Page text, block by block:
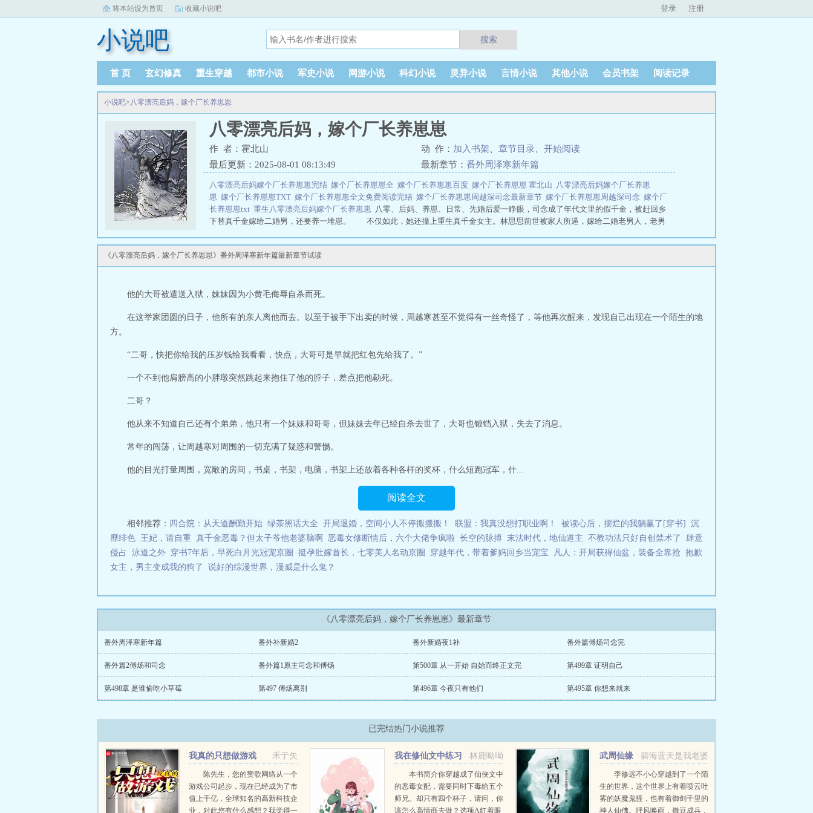
将本站设为首页 收藏小说吧 登录 注册
小说吧 搜索
首 页 玄幻修真 重生穿越 都市小说 军史小说 网游小说 科幻小说 灵异小说 言情小说 其他小说 会员书架 阅读记录
小说吧>八零漂亮后妈，嫁个厂长养崽崽
八零漂亮后妈，嫁个厂长养崽崽
作 者：霍北山 动 作： 加入书架 章节目录
开始阅读
最后更新：2025-08-01 08:13:49
最新章节： 番外周泽寒新年篇
八零漂亮后妈嫁个厂长养崽崽完结 嫁个厂长养崽崽全 嫁个厂长养崽崽百度 嫁个厂长养崽崽 霍北山 八零漂亮后妈嫁个厂长养崽
崽 嫁个厂长养崽崽TXT 嫁个厂长养崽崽全文免费阅读完结 嫁个厂长养崽崽周越深司念最新章节 嫁个厂长养崽崽周越深司念 嫁个厂
长养崽崽txt 重生八零漂亮后妈嫁个厂长养崽崽 八零、后妈、养崽、日常、先婚后爱一睁眼，司念成了年代文里的假千金，被赶回乡
下替真千金嫁给二婚男，还要养一堆崽。 不仅如此，她还撞上重生真千金女主。林思思前世被家人所逼，嫁给二婚老男人，老男
《八零漂亮后妈，嫁个厂长养崽崽》番外周泽寒新年篇最新章节试读
他的大哥被遣送入狱，妹妹因为小黄毛侮辱自杀而死。
在这举家团圆的日子，他所有的亲人离他而去。以至于被手下出卖的时候，周越寒甚至不觉得有一丝奇怪了，等他再次醒来，发现自己出现在一个陌生的地
方。
“二哥，快把你给我的压岁钱给我看看，快点，大哥可是早就把红包先给我了。”
一个不到他肩膀高的小胖墩突然跳起来抱住了他的脖子，差点把他勒死。
二哥？
他从来不知道自己还有个弟弟，他只有一个妹妹和哥哥，但妹妹去年已经自杀去世了，大哥也锒铛入狱，失去了消息。
常年的闯荡，让周越寒对周围的一切充满了疑惑和警惕。
他的目光打量周围，宽敞的房间，书桌，书架，电脑，书架上还放着各种各样的奖杯，什么短跑冠军，什...
阅读全文
相邻推荐： 四合院：从天道酬勤开始 绿茶黑话大全 开局退婚，空间小人不停搬搬搬！ 联盟：我真没想打职业啊！ 被读心后，摆烂的我躺赢了[穿书]
沉
靡绯色 王妃，请自重 真千金恶毒？但太子爷他老婆脑啊 恶毒女修断情后，六个大佬争疯啦 长空的脉搏 末法时代，地仙道主 不教功法只好自创禁术了
肆意
侵占 泳道之外 穿书7年后，早死白月光冠宠京圈 挺孕肚嫁首长，七零美人名动京圈 穿越年代，带着爹妈回乡当宠宝 凡人：开局获得仙盆，装备全靠抢 抱歉
女主，男主变成我的狗了
说好的综漫世界，漫威是什么鬼？
《八零漂亮后妈，嫁个厂长养崽崽》最新章节
番外周泽寒新年篇 番外补新婚2 番外新婚夜1补 番外篇傅炀司念完
番外篇2傅炀和司念 番外篇1原主司念和傅炀 第500章 从一开始 自始而终正文完 第499章 证明自己
第498章 是谁偷吃小草莓 第497 傅炀离别 第496章 今夜只有他们 第495章 你想来就来
已完结热门小说推荐
禾亍矢
我真的只想做游戏
陈先生，您的赞歌网络从一个
游戏公司起步，现在已经成为了市
值上千亿，全球知名的高新科技企
业，对此您有什么感想？我觉得一
林鹿呦呦
我在修仙文中练习
心眼子本书简介你穿越成了仙侠文中
的恶毒女配，需要同时下毒给五个
师兄。却只有四个杯子，请问，你
该怎么高情商去做？选项A红着眼
碧海蓝天是我老婆
武周仙缘
李修远不小心穿越到了一个陌
生的世界，这个世界上有着喷云吐
雾的妖魔鬼怪，也有着御剑千里的
神人仙佛。呼风唤雨，撒豆成兵，